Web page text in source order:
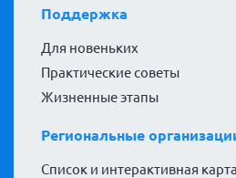
Поддержка
Для новеньких
Практические советы
Жизненные этапы
Региональные
Список и интерактивная карта